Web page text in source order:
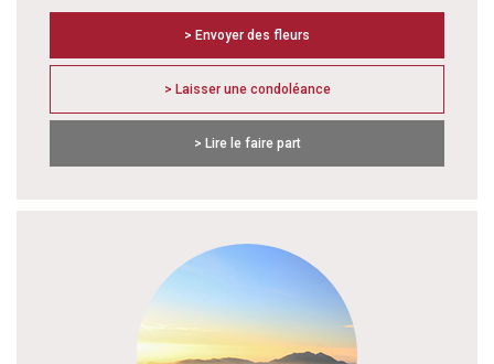
> Envoyer des fleurs
> Laisser une condoléance
> Lire le faire part